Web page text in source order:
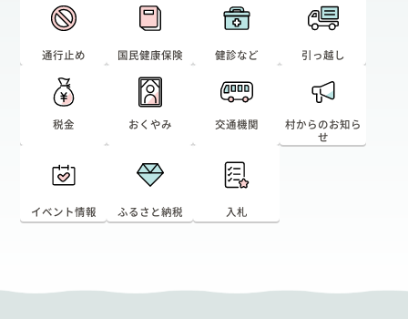
通行止め 国民健康保険 健診など 引っ越し
税金 おくやみ 交通機関
村からのお知ら
せ
イベント情報 ふるさと納税 入札